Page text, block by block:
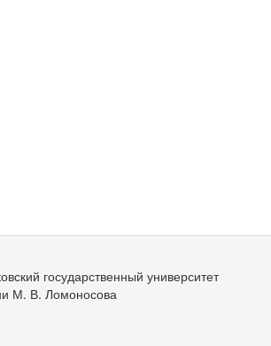
государственный университет
М. В. Ломоносова